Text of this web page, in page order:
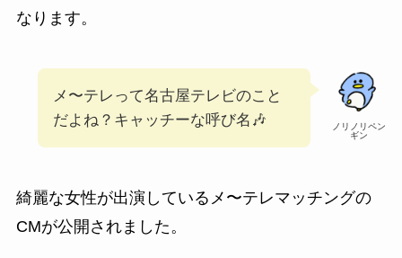
なります。
ノリノリペン
ギン
メ〜テレって名古屋テレビのこと
だよね？キャッチーな呼び名🎶
綺麗な女性が出演しているメ〜テレマッチングの
CMが公開されました。